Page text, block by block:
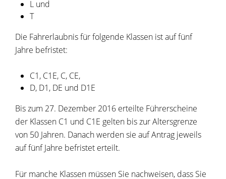
L und
T
Die Fahrerlaubnis für folgende Klassen ist auf fünf
Jahre befristet:
C1, C1E, C, CE,
D, D1, DE und D1E
Bis zum 27. Dezember 2016 erteilte Führerscheine
der Klassen C1 und C1E gelten bis zur Altersgrenze
von 50 Jahren. Danach werden sie auf Antrag jeweils
auf fünf Jahre befristet erteilt.
Für manche Klassen müssen Sie nachweisen, dass Sie